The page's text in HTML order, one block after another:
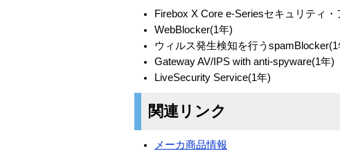
Firebox X Core e-Seriesセキュリティ・
WebBlocker(1年)
ウィルス発生検知を行うspamBlocker(1
Gateway AV/IPS with anti-spyware(1年)
LiveSecurity Service(1年)
関連リンク
メーカ商品情報